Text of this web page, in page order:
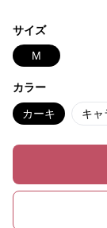
サイズ
M
カラー
カーキ キャ